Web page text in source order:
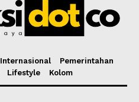
Internasional
Pemerintahan
Lifestyle Kolom